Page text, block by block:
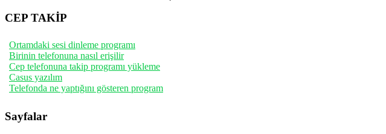
CEP TAKİP
Ortamdaki sesi dinleme programı
Birinin telefonuna nasıl erişilir
Cep telefonuna takip programı yükleme
Casus yazılım
Telefonda ne yaptığını gösteren program
Sayfalar